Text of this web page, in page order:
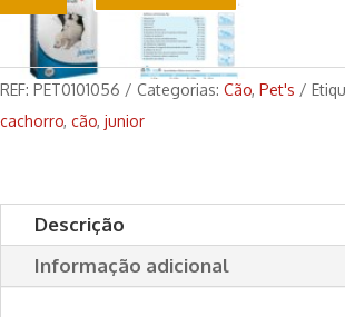
Arion
Junior
15kg
REF: PET0101056 Categorias: Cão, Pet's
cachorro, cão, junior
Descrição
Informação adicional